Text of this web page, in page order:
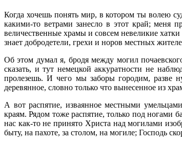
Когда хочешь понять мир, в котором ты волею
какими-то ветрами занесло в этот край; меня
величественные храмы и совсем невеликие
знает добродетели, грехи и норов местных
Об этом думал я, бродя между могил
сказать, и тут немецкой аккуратности не
пролезешь. И чего мы заборы городим, разве
деревянное, словно только что вынесенное из
А вот распятие, изваянное местными
краям. Рядом тоже распятие, только под
нас как-то не принято Христа над могилами
быту, на пахоте, за столом, на могиле; Господь